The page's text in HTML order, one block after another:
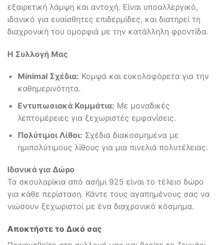
εξαιρετική λάμψη και αντοχή. Είναι υποαλλεργικό,
ιδανικό για ευαίσθητες επιδερμίδες, και διατηρεί τη
διαχρονική του ομορφιά με την κατάλληλη φροντίδα.
Η Συλλογή Μας
Minimal Σχέδια: Κομψά και ευκολοφόρετα για την
καθημερινότητα.
Εντυπωσιακά Κομμάτια: Με μοναδικές
λεπτομέρειες για ξεχωριστές εμφανίσεις.
Πολύτιμοι Λίθοι: Σχέδια διακοσμημένα με
ημιπολύτιμους λίθους για μια πινελιά πολυτέλειας.
Ιδανικά για Δώρο
Τα σκουλαρίκια από ασήμι 925 είναι το τέλειο δώρο
για κάθε περίσταση. Κάντε τους αγαπημένους σας να
νιώσουν ξεχωριστοί με ένα διαχρονικό κόσμημα.
Αποκτήστε το Δικό σας